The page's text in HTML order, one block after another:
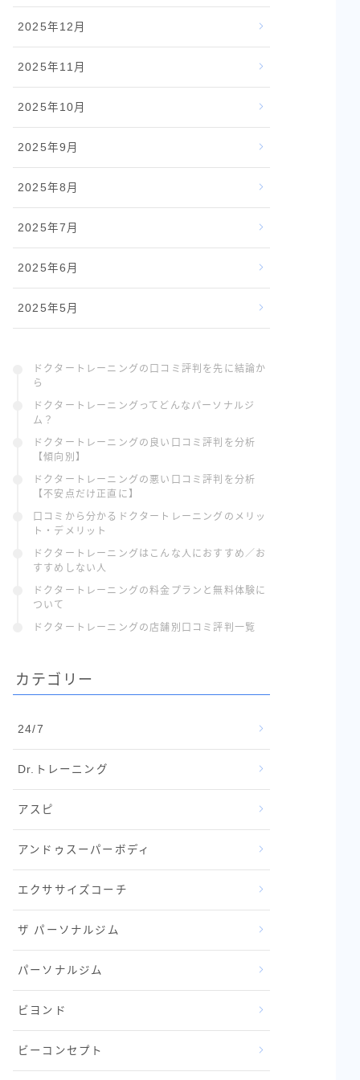
2025年12月
2025年11月
2025年10月
2025年9月
2025年8月
2025年7月
2025年6月
2025年5月
ドクタートレーニングの口コミ評判を先に結論か
ら
ドクタートレーニングってどんなパーソナルジ
ム？
ドクタートレーニングの良い口コミ評判を分析
【傾向別】
ドクタートレーニングの悪い口コミ評判を分析
【不安点だけ正直に】
口コミから分かるドクタートレーニングのメリッ
ト・デメリット
ドクタートレーニングはこんな人におすすめ／お
すすめしない人
ドクタートレーニングの料金プランと無料体験に
ついて
ドクタートレーニングの店舗別口コミ評判一覧
カテゴリー
24/7
Dr.トレーニング
アスピ
アンドゥスーパーボディ
エクササイズコーチ
ザ パーソナルジム
パーソナルジム
ビヨンド
ビーコンセプト